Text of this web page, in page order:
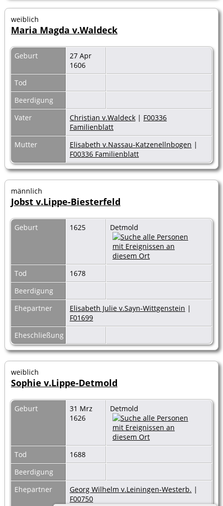
weiblich
Maria Magda v.Waldeck
Geburt
27 Apr
1606
Tod
Beerdigung
Vater
Christian v.Waldeck | F00336
Familienblatt
Mutter
Elisabeth v.Nassau-Katzenellnbogen |
F00336 Familienblatt
männlich
Jobst v.Lippe-Biesterfeld
Geburt 1625 Detmold
Tod
1678
Beerdigung
Ehepartner
Elisabeth Julie v.Sayn-Wittgenstein |
F01699
Eheschließung
weiblich
Sophie v.Lippe-Detmold
Geburt
31 Mrz
1626
Detmold
Tod
1688
Beerdigung
Ehepartner
Georg Wilhelm v.Leiningen-Westerb. |
F00750